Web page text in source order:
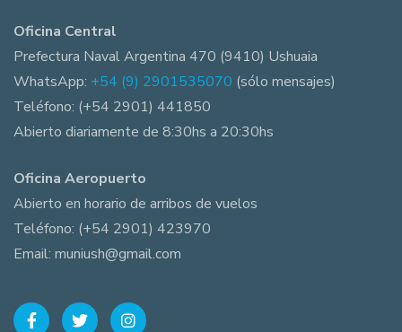
Oficina Central
Prefectura Naval Argentina 470 (9410) Ushuaia
WhatsApp: +54 (9) 2901535070 (sólo mensajes)
Teléfono: (+54 2901) 441850
Abierto diariamente de 8:30hs a 20:30hs
Oficina Aeropuerto
Abierto en horario de arribos de vuelos
Teléfono: (+54 2901) 423970
Email: muniush@gmail.com